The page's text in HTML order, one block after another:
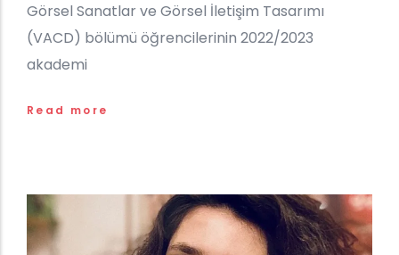
Görsel Sanatlar ve Görsel İletişim Tasarımı
(VACD) bölümü öğrencilerinin 2022/2023
akademi
Read more